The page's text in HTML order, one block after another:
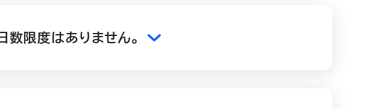
限度はありません。